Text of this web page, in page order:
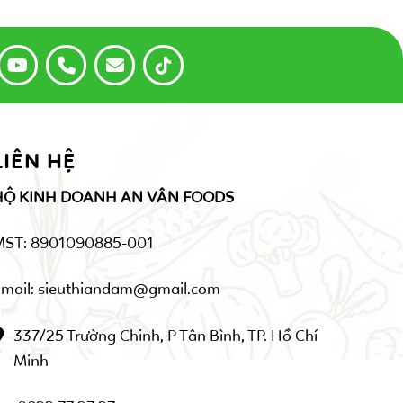
HỆ
KINH DOANH AN VÂN FOODS
8901090885-001
sieuthiandam@gmail.com
337/25 Trường Chinh, P Tân Bình, TP. Hồ Chí
Minh